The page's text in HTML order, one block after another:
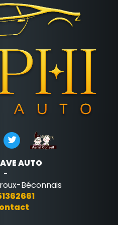
AUTO
-
Béconnais